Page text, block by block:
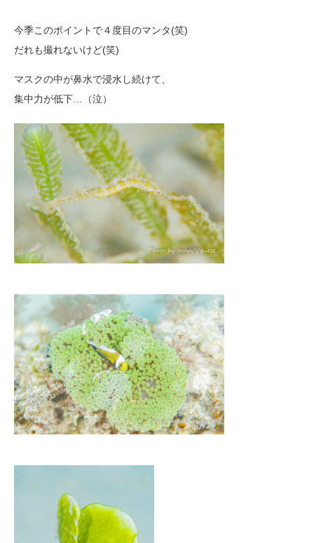
今季このポイントで４度目のマンタ(笑)
だれも撮れないけど(笑)
マスクの中が鼻水で浸水し続けて、
集中力が低下…（泣）